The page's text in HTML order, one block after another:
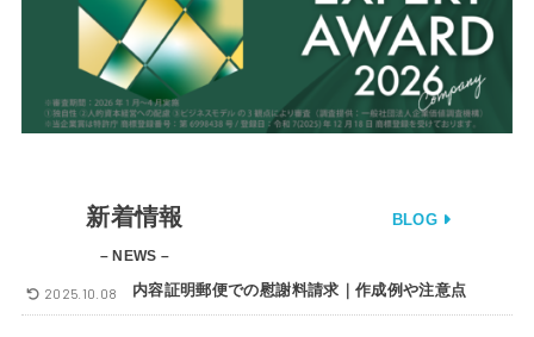
新着情報
– NEWS –
BLOG
内容証明郵便での慰謝料請求｜作成例や注意点
2025.10.08